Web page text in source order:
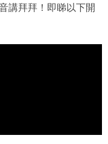
講拜拜！即睇以下開